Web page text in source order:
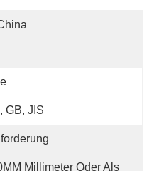
GB, JIS
Millimeter Oder Als